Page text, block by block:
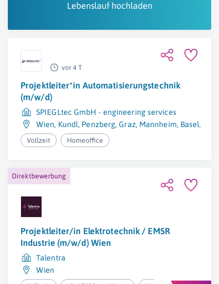
Lebenslauf hochladen
vor 4 T
Projektleiter*in Automatisierungstechnik
(m/w/d)
SPIEGLtec GmbH - engineering services
Wien, Kundl, Penzberg, Graz, Mannheim, Basel,
Vollzeit Homeoffice
Direktbewerbung
Projektleiter/in Elektrotechnik / EMSR
Industrie (m/w/d) Wien
Talentra
Wien